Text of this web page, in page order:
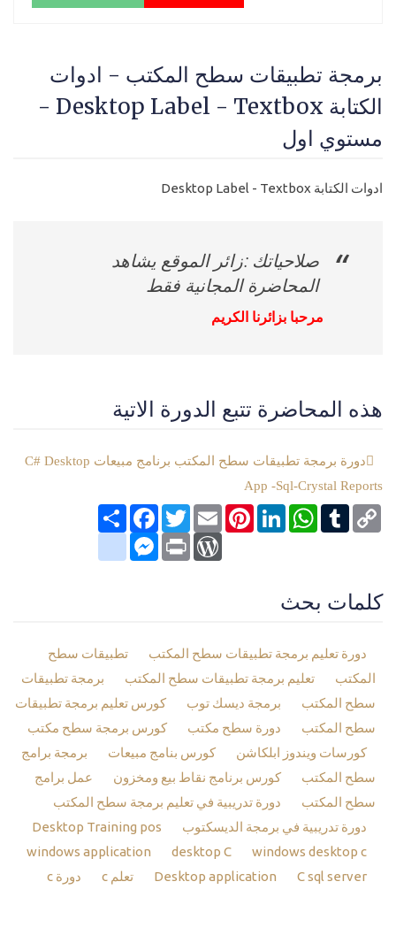
برمجة تطبيقات سطح المكتب - ادوات
الكتابة Desktop Label - Textbox -
مستوي اول
ادوات الكتابة Desktop Label - Textbox
صلاحياتك :زائر الموقع يشاهد
المحاضرة المجانية فقط
مرحبا بزائرنا الكريم
هذه المحاضرة تتبع الدورة الاتية
دورة برمجة تطبيقات سطح المكتب برنامج مبيعات C# Desktop
App -Sql-Crystal Reports
انشر
FacebookTwitterEmail
PinterestLinkedIn
WhatsAppTumblr Copy
Link
google_bookmarksMessenger Print
WordPress
كلمات بحث
دورة تعليم برمجة تطبيقات سطح المكتب
تطبيقات سطح
المكتب
تعليم برمجة تطبيقات سطح المكتب
برمجة تطبيقات
سطح المكتب
برمجة ديسك توب
كورس تعليم برمجة تطبيقات
سطح المكتب
دورة سطح مكتب
كورس برمجة سطح مكتب
كورسات ويندوز ابلكاشن
كورس بنامج مبيعات
برمجة برامج
سطح المكتب
كورس برنامج نقاط بيع ومخزون
عمل برامج
سطح المكتب
دورة تدريبية في تعليم برمجة سطح المكتب
دورة تدريبية في برمجة الديسكتوب
windows application
desktop C
windows desktop c
Desktop application
C sql server تعلم c دورة c